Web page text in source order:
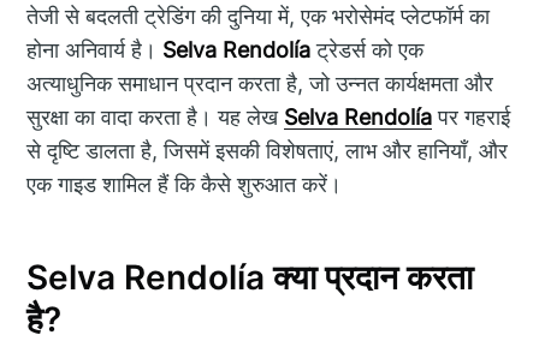
तेजी से बदलती ट्रेडिंग की दुनिया में, एक भरोसेमंद प्लेटफॉर्म का
होना अनिवार्य है। Selva Rendolíaट्रेडर्स को एक
अत्याधुनिक समाधान प्रदान करता है, जो उन्नत कार्यक्षमता और
सुरक्षा का वादा करता है। यह लेख Selva Rendolíaपर गहराई
से दृष्टि डालता है, जिसमें इसकी विशेषताएं, लाभ और हानियाँ, और
एक गाइड शामिल हैं कि कैसे शुरुआत करें।
Selva Rendolía क्या प्रदान करता
है?